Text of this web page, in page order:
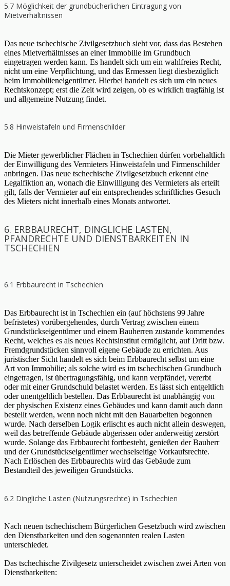
5.7 Möglichkeit der grundbücherlichen Eintragung von
Mietverhältnissen
Das neue tschechische Zivilgesetzbuch sieht vor, dass das Bestehen
eines Mietverhältnisses an einer Immobilie im Grundbuch
eingetragen werden kann. Es handelt sich um ein wahlfreies Recht,
nicht um eine Verpflichtung, und das Ermessen liegt diesbezüglich
beim Immobilieneigentümer. Hierbei handelt es sich um ein neues
Rechtskonzept; erst die Zeit wird zeigen, ob es wirklich tragfähig ist
und allgemeine Nutzung findet.
5.8 Hinweistafeln und Firmenschilder
Die Mieter gewerblicher Flächen in Tschechien dürfen vorbehaltlich
der Einwilligung des Vermieters Hinweistafeln und Firmenschilder
anbringen. Das neue tschechische Zivilgesetzbuch erkennt eine
Legalfiktion an, wonach die Einwilligung des Vermieters als erteilt
gilt, falls der Vermieter auf ein entsprechendes schriftliches Gesuch
des Mieters nicht innerhalb eines Monats antwortet.
6. ERBBAURECHT, DINGLICHE LASTEN,
PFANDRECHTE UND DIENSTBARKEITEN IN
TSCHECHIEN
6.1 Erbbaurecht in Tschechien
Das Erbbaurecht ist in Tschechien ein (auf höchstens 99 Jahre
befristetes) vorübergehendes, durch Vertrag zwischen einem
Grundstückseigentümer und einem Bauherren zustande kommendes
Recht, welches es als neues Rechtsinstitut ermöglicht, auf Dritt bzw.
Fremdgrundstücken sinnvoll eigene Gebäude zu errichten. Aus
juristischer Sicht handelt es sich beim Erbbaurecht selbst um eine
Art von Immobilie; als solche wird es im tschechischen Grundbuch
eingetragen, ist übertragungsfähig, und kann verpfändet, vererbt
oder mit einer Grundschuld belastet werden. Es lässt sich entgeltlich
oder unentgeltlich bestellen. Das Erbbaurecht ist unabhängig von
der physischen Existenz eines Gebäudes und kann damit auch dann
bestellt werden, wenn noch nicht mit den Bauarbeiten begonnen
wurde. Nach derselben Logik erlischt es auch nicht allein deswegen,
weil das betreffende Gebäude abgerissen oder anderweitig zerstört
wurde. Solange das Erbbaurecht fortbesteht, genießen der Bauherr
und der Grundstückseigentümer wechselseitige Vorkaufsrechte.
Nach Erlöschen des Erbbaurechts wird das Gebäude zum
Bestandteil des jeweiligen Grundstücks.
6.2 Dingliche Lasten (Nutzungsrechte) in Tschechien
Nach neuen tschechischem Bürgerlichen Gesetzbuch wird zwischen
den Dienstbarkeiten und den sogenannten realen Lasten
unterschiedet.
Das tschechische Zivilgesetz unterscheidet zwischen zwei Arten von
Dienstbarkeiten: